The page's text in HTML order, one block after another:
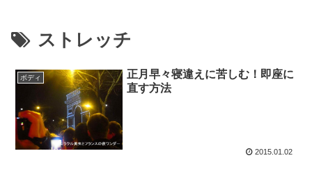
ストレッチ
ボディ
正月早々寝違えに苦しむ！即座に
直す方法
2015.01.02